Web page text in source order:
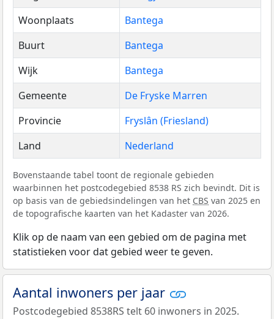
Woonplaats
Bantega
Buurt
Bantega
Wijk
Bantega
Gemeente
De Fryske Marren
Provincie
Fryslân (Friesland)
Land
Nederland
Bovenstaande tabel toont de regionale gebieden
waarbinnen het postcodegebied 8538 RS zich bevindt. Dit is
op basis van de gebiedsindelingen van het CBS van 2025 en
de topografische kaarten van het Kadaster van 2026.
Klik op de naam van een gebied om de pagina met
statistieken voor dat gebied weer te geven.
Aantal inwoners per jaar
Postcodegebied 8538RS telt 60 inwoners in 2025.